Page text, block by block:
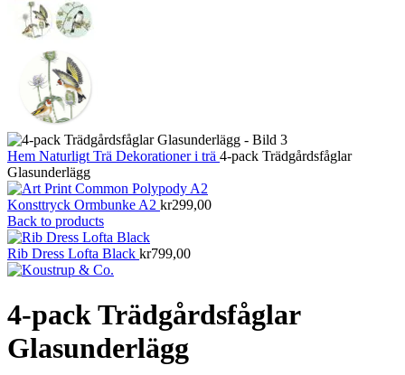
Hem Naturligt Trä Dekorationer i trä 4-pack Trädgårdsfåglar
Glasunderlägg
Konsttryck Ormbunke A2 kr299,00
Back to products
Rib Dress Lofta Black kr799,00
4-pack Trädgårdsfåglar
Glasunderlägg